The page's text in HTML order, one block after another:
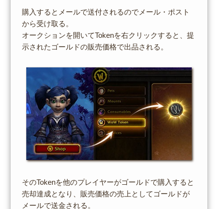
購入するとメールで送付されるのでメール・ポスト
から受け取る。
オークションを開いてTokenを右クリックすると、提
示されたゴールドの販売価格で出品される。
そのTokenを他のプレイヤーがゴールドで購入すると
売却達成となり、販売価格の売上としてゴールドが
メールで送金される。